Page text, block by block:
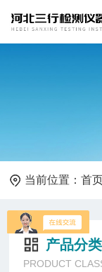
当前位置：首
产品分类
PRODUCT